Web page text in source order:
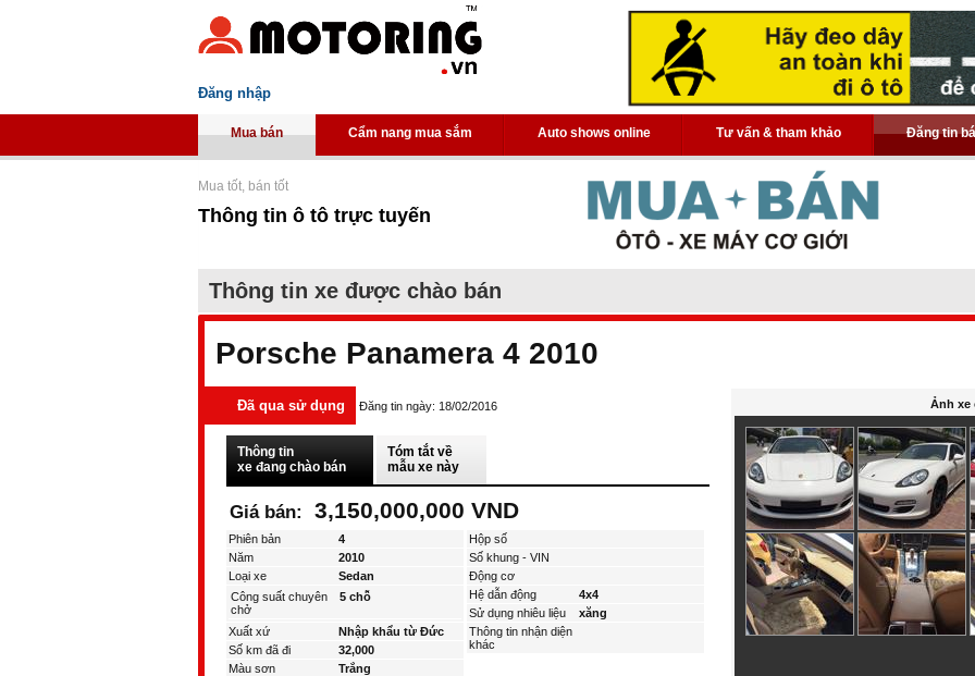
Đăng nhập
Mua bán Cẩm nang mua sắm Auto shows online Tư vấn & tham khảo Đăng tin
Mua tốt, bán tốt
Thông tin ô tô trực tuyến
Thông tin xe được chào bán
Porsche Panamera 4 2010
Đã qua sử dụng Đăng tin ngày: 18/02/2016
Thông tin
xe đang chào bán
Tóm tắt về
mẫu xe này
Giá bán: 3,150,000,000 VND
Phiên bản
4
Năm
2010
Loại xe
Sedan
Công suất chuyên
chở
5 chỗ
Xuất xứ
Nhập khẩu từ Đức
Số km đã đi
32,000
Màu sơn
Trắng
Hộp số
Số khung - VIN
Động cơ
Hệ dẫn động
4x4
Sử dụng nhiêu liệu
xăng
Thông tin nhận diện
khác
Ảnh xe